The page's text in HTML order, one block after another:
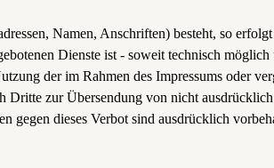
Namen, Anschriften) besteht, so
Dienste ist - soweit technisch
der im Rahmen des Impressums oder
zur Übersendung von nicht
gegen dieses Verbot sind ausdrücklich